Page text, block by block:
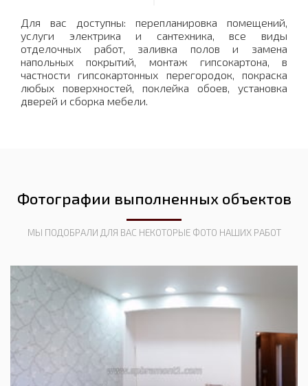
Для вас доступны: перепланировка помещений,
услуги электрика и сантехника, все виды
отделочных работ, заливка полов и замена
напольных покрытий, монтаж гипсокартона, в
частности гипсокартонных перегородок, покраска
любых поверхностей, поклейка обоев, установка
дверей и сборка мебели.
Фотографии выполненных объектов
МЫ ПОДОБРАЛИ ДЛЯ ВАС НЕКОТОРЫЕ ФОТО НАШИХ РАБОТ